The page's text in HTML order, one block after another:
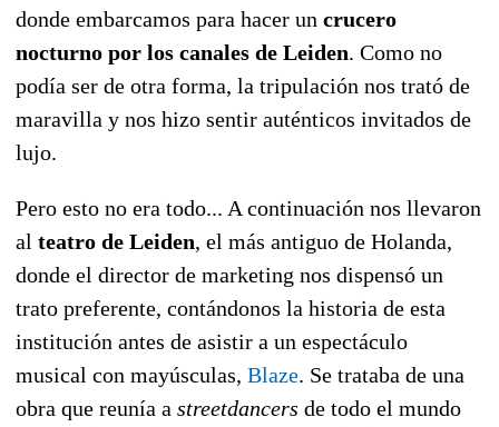
donde embarcamos para hacer un crucero
nocturno por los canales de Leiden. Como no
podía ser de otra forma, la tripulación nos trató de
maravilla y nos hizo sentir auténticos invitados de
lujo.
Pero esto no era todo... A continuación nos llevaron
al teatro de Leiden, el más antiguo de Holanda,
donde el director de marketing nos dispensó un
trato preferente, contándonos la historia de esta
institución antes de asistir a un espectáculo
musical con mayúsculas, Blaze. Se trataba de una
obra que reunía a streetdancers de todo el mundo